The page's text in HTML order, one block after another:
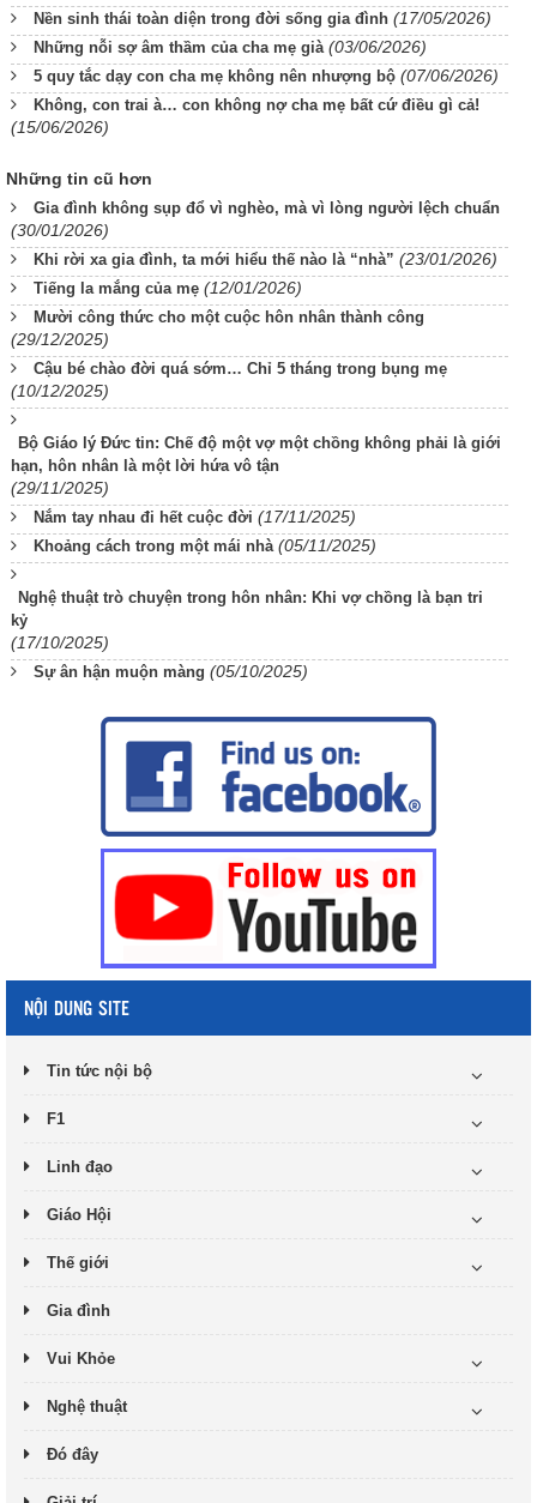
Nền sinh thái toàn diện trong đời sống gia đình (17/05/2026)
Những nỗi sợ âm thầm của cha mẹ già (03/06/2026)
5 quy tắc dạy con cha mẹ không nên nhượng bộ (07/06/2026)
Không, con trai à… con không nợ cha mẹ bất cứ điều gì cả!
(15/06/2026)
Những tin cũ hơn
Gia đình không sụp đổ vì nghèo, mà vì lòng người lệch chuẩn
(30/01/2026)
Khi rời xa gia đình, ta mới hiểu thế nào là “nhà” (23/01/2026)
Tiếng la mắng của mẹ (12/01/2026)
Mười công thức cho một cuộc hôn nhân thành công
(29/12/2025)
Cậu bé chào đời quá sớm… Chỉ 5 tháng trong bụng mẹ
(10/12/2025)
Bộ Giáo lý Đức tin: Chế độ một vợ một chồng không phải là giới
hạn, hôn nhân là một lời hứa vô tận
(29/11/2025)
Nắm tay nhau đi hết cuộc đời (17/11/2025)
Khoảng cách trong một mái nhà (05/11/2025)
Nghệ thuật trò chuyện trong hôn nhân: Khi vợ chồng là bạn tri
kỷ
(17/10/2025)
Sự ân hận muộn màng (05/10/2025)
NỘI DUNG SITE
Tin tức nội bộ
F1
Linh đạo
Giáo Hội
Thế giới
Gia đình
Vui Khỏe
Nghệ thuật
Đó đây